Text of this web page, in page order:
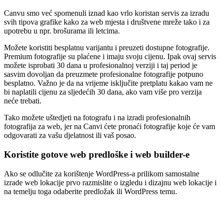
Canvu smo već spomenuli iznad kao vrlo koristan servis za izradu
svih tipova grafike kako za web mjesta i društvene mreže tako i za
upotrebu u npr. brošurama ili letcima.
Možete koristiti besplatnu varijantu i preuzeti dostupne fotografije.
Premium fotografije su plaćene i imaju svoju cijenu. Ipak ovaj servis
možete isprobati 30 dana u profesionalnoj verziji i taj period je
sasvim dovoljan da preuzmete profesionalne fotografije potpuno
besplatno. Važno je da na vrijeme isključite pretplatu kakao vam ne
bi naplatili cijenu za sljedećih 30 dana, ako vam više pro verzija
neće trebati.
Tako možete uštedjeti na fotografu i na izradi profesionalnih
fotografija za web, jer na Canvi ćete pronaći fotografije koje će vam
odgovarati za vašu djelatnost ili vaš posao.
Koristite gotove web predloške i web builder-e
Ako se odlučite za korištenje WordPress-a prilikom samostalne
izrade web lokacije prvo razmislite o izgledu i dizajnu web lokacije i
na temelju toga odaberite predložak ili WordPress temu.